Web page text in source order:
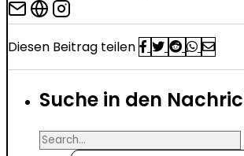
Diesen Beitrag teilen
Suche in den
Search